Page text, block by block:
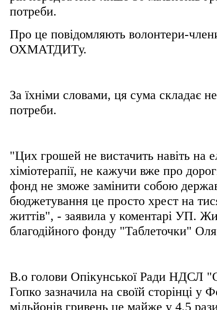
потреби.
Про це повідомляють волонтери-
ОХМАТДИТу.
За їхніми словами, ця сума складає
потреби.
"Цих грошей не вистачить навіть на
хіміотерапії, не кажучи вже про
фонд не зможе замінити собою
бюджетування це просто хрест на
життів", - заявила у коментарі УП.
благодійного фонду "Таблеточки"
В.о голови Опікунської Ради НДСЛ
Гопко зазначила на своїй сторінці у
мільйонів гривень це майже у 4,5